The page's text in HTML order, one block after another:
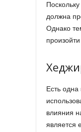
должна
Однако
Есть
влияния
является